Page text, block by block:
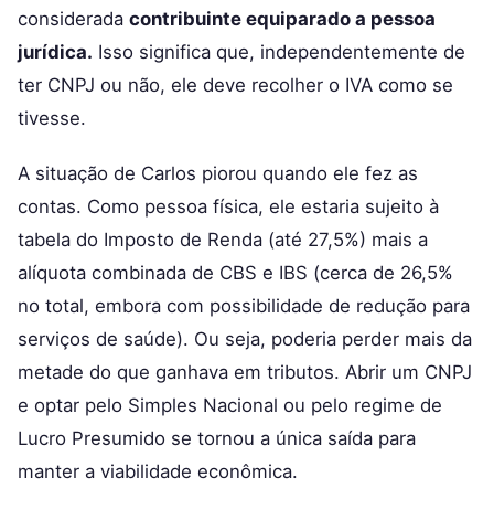
considerada contribuinte equiparado a pessoa
jurídica. Isso significa que, independentemente de
ter CNPJ ou não, ele deve recolher o IVA como se
tivesse.
A situação de Carlos piorou quando ele fez as
contas. Como pessoa física, ele estaria sujeito à
tabela do Imposto de Renda (até 27,5%) mais a
alíquota combinada de CBS e IBS (cerca de 26,5%
no total, embora com possibilidade de redução para
serviços de saúde). Ou seja, poderia perder mais da
metade do que ganhava em tributos. Abrir um CNPJ
e optar pelo Simples Nacional ou pelo regime de
Lucro Presumido se tornou a única saída para
manter a viabilidade econômica.